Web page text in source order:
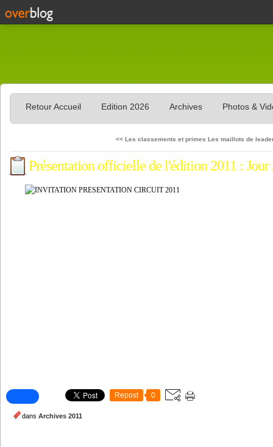
Retour Accueil Edition 2026 Archives Photos &
<< Les classements et primes Les maillots de
Présentation officielle de l'édition 2011 : Jour
Repost 0
dans Archives 2011